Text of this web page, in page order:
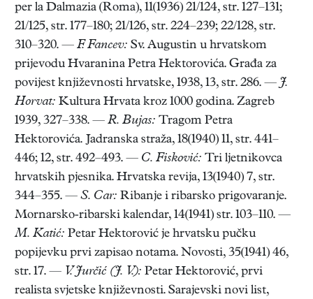
per la Dalmazia (Roma), 11(1936) 21/124, str. 127–131;
21/125, str. 177–180; 21/126, str. 224–239; 22/128, str.
310–320. — F. Fancev: Sv. Augustin u hrvatskom
prijevodu Hvaranina Petra Hektorovića. Građa za
povijest književnosti hrvatske, 1938, 13, str. 286. — J.
Horvat: Kultura Hrvata kroz 1000 godina. Zagreb
1939, 327–338. — R. Bujas: Tragom Petra
Hektorovića. Jadranska straža, 18(1940) 11, str. 441–
446; 12, str. 492–493. — C. Fisković: Tri ljetnikovca
hrvatskih pjesnika. Hrvatska revija, 13(1940) 7, str.
344–355. — S. Car: Ribanje i ribarsko prigovaranje.
Mornarsko-ribarski kalendar, 14(1941) str. 103–110. —
M. Katić: Petar Hektorović je hrvatsku pučku
popijevku prvi zapisao notama. Novosti, 35(1941) 46,
str. 17. — V. Jurčić (J. V.): Petar Hektorović, prvi
realista svjetske književnosti. Sarajevski novi list,